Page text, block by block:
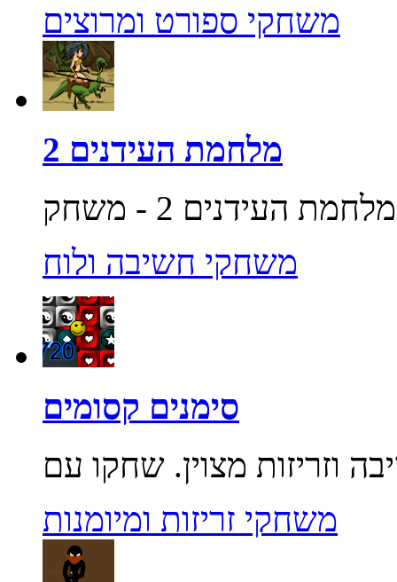
משחקי ספורט ומרוצים
מלחמת העידנים 2
משחקי חשיבה ולוח
סימנים קסומים
משחקי זריזות ומיומנות